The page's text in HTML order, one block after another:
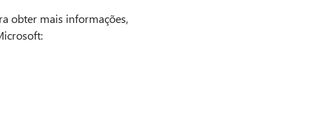
obter mais informações,